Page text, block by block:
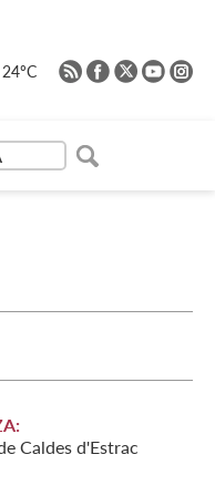
24ºC
Caldes d'Estrac